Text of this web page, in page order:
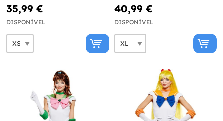
35,99 €
DISPONÍVEL
40,99 €
DISPONÍVEL